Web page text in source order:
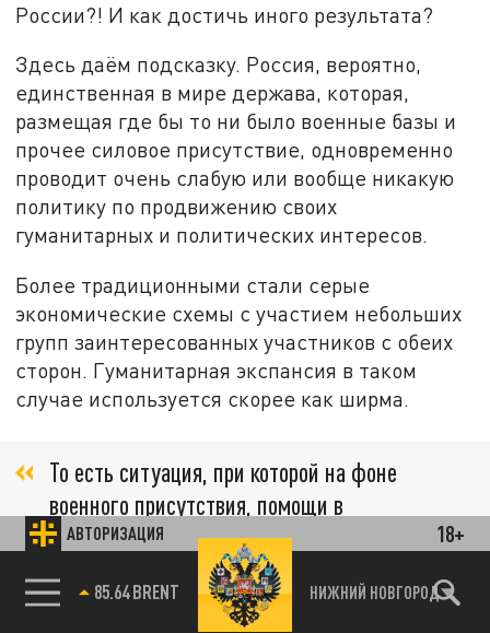
АВТОРИЗАЦИЯ 18+
85.64 BRENT НИЖНИЙ НОВГОРОД
России?! И как достичь иного результата?
Здесь даём подсказку. Россия, вероятно,
единственная в мире держава, которая,
размещая где бы то ни было военные базы и
прочее силовое присутствие, одновременно
проводит очень слабую или вообще никакую
политику по продвижению своих
гуманитарных и политических интересов.
Более традиционными стали серые
экономические схемы с участием небольших
групп заинтересованных участников с обеих
сторон. Гуманитарная экспансия в таком
случае используется скорее как ширма.
То есть ситуация, при которой на фоне
военного присутствия, помощи в
поддержании безопасности с
привлечением российского бюджета,
оружия и бойцов, при этом сокращая